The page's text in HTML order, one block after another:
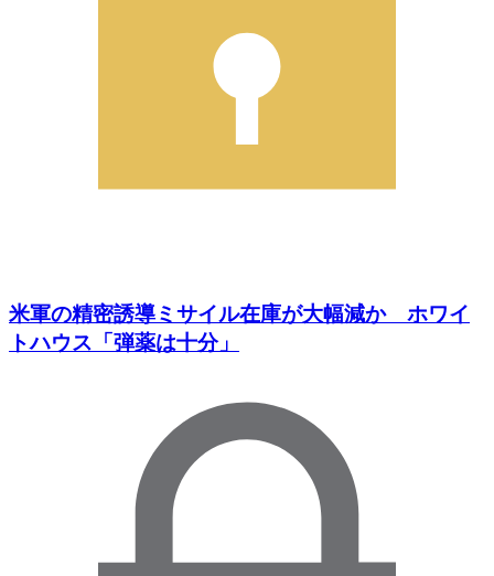
米軍の精密誘導ミサイル在庫が大幅減か ホワイ
トハウス「弾薬は十分」